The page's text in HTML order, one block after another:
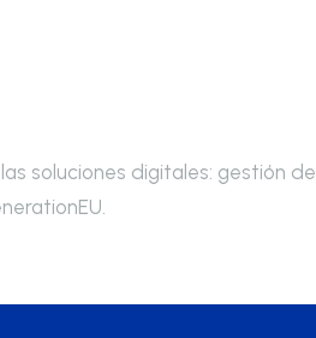
soluciones digitales: gestión de